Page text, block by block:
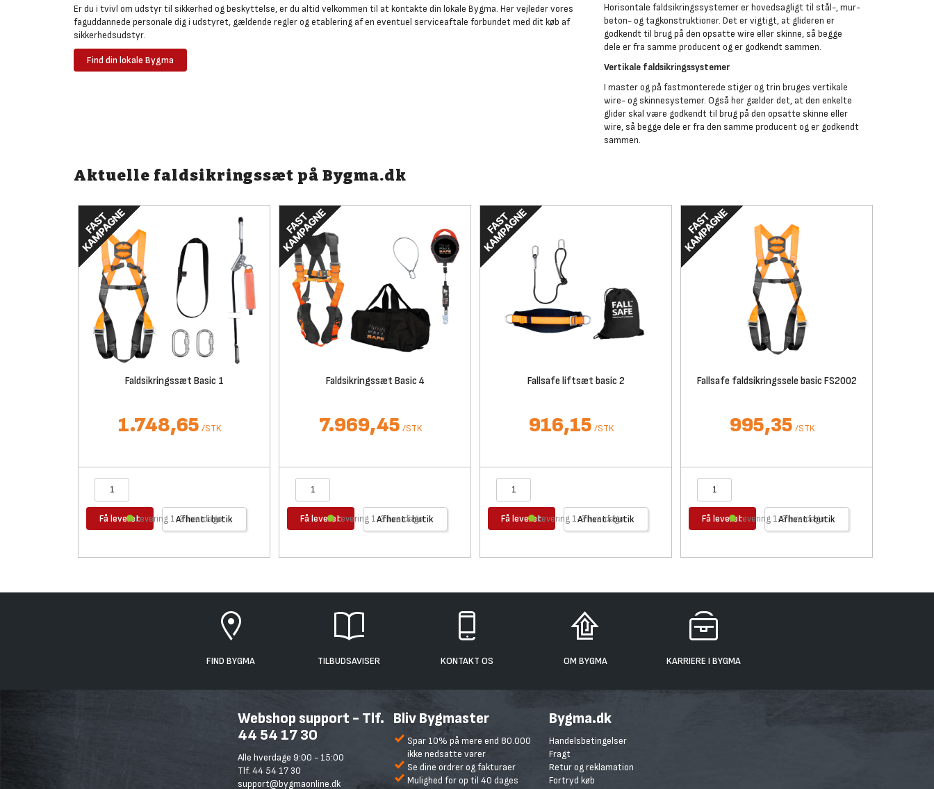
Er du i tvivl om udstyr til sikkerhed og beskyttelse, er du altid velkommen til at kontakte din lokale Bygma. Her vejleder vores
faguddannede personale dig i udstyret, gældende regler og etablering af en eventuel serviceaftale forbundet med dit køb af
sikkerhedsudstyr.
Find din lokale Bygma
Horisontale faldsikringssystemer er hovedsagligt til stål-, mur-
beton- og tagkonstruktioner. Det er vigtigt, at glideren er
godkendt til brug på den opsatte wire eller skinne, så begge
dele er fra samme producent og er godkendt sammen.
Vertikale faldsikringssystemer
I master og på fastmonterede stiger og trin bruges vertikale
wire- og skinnesystemer. Også her gælder det, at den enkelte
glider skal være godkendt til brug på den opsatte skinne eller
wire, så begge dele er fra den samme producent og er godkendt
sammen.
Aktuelle faldsikringssæt på Bygma.dk
Faldsikringssæt Basic 1
1.748,65 /STK
Få leveret Afhent i butik
Levering 1-2 hverdage
Faldsikringssæt Basic 4
7.969,45 /STK
Få leveret Afhent i butik
Levering 1-2 hverdage
Fallsafe liftsæt basic 2
916,15 /STK
Få leveret Afhent i butik
Levering 1-2 hverdage
Fallsafe faldsikringssele basic FS2002
995,35 /STK
Få leveret Afhent i butik
Levering 1-2 hverdage
FIND BYGMA TILBUDSAVISER KONTAKT OS OM BYGMA KARRIERE I BYGMA
Webshop support - Tlf.
44 54 17 30
Alle hverdage 9:00 - 15:00
Tlf. 44 54 17 30
support@bygmaonline.dk
Bliv Bygmaster
Spar 10% på mere end 80.000
ikke nedsatte varer
Se dine ordrer og fakturaer
Mulighed for op til 40 dages
Bygma.dk
Handelsbetingelser
Fragt
Retur og reklamation
Fortryd køb